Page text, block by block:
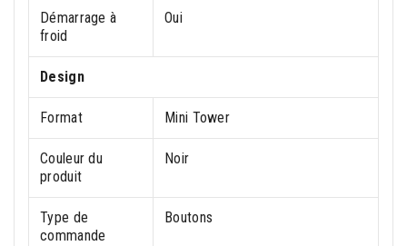
Démarrage à
froid
Oui
Design
Format Mini Tower
Couleur du
produit
Noir
Type de
commande
Boutons